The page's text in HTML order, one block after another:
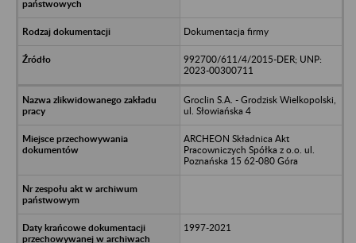
Dokumentacja firmy
992700/611/4/2015-DER; UNP:
2023-00300711
Groclin S.A. - Grodzisk Wielkopolski,
ul. Słowiańska 4
ARCHEON Składnica Akt
Pracowniczych Spółka z o.o. ul.
Poznańska 15 62-080 Góra
1997-2021